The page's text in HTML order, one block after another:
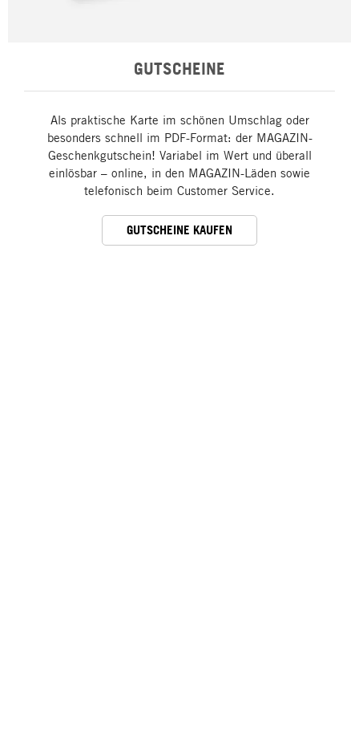
GUTSCHEINE
Als praktische Karte im schönen Umschlag oder
besonders schnell im PDF-Format: der MAGAZIN-
Geschenkgutschein! Variabel im Wert und überall
einlösbar – online, in den MAGAZIN-Läden sowie
telefonisch beim Customer Service.
GUTSCHEINE KAUFEN